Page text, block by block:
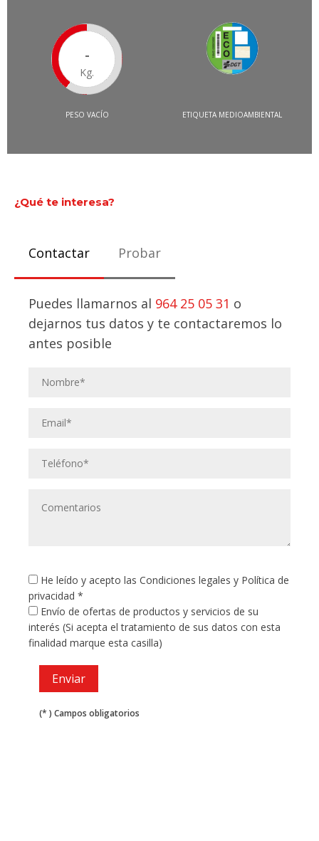
-
Kg.
PESO VACÍO ETIQUETA MEDIOAMBIENTAL
¿Qué te interesa?
Contactar Probar
Puedes llamarnos al 964 25 05 31 o
dejarnos tus datos y te contactaremos lo
antes posible
He leído y acepto las Condiciones legales y Política de
privacidad *
Envío de ofertas de productos y servicios de su
interés (Si acepta el tratamiento de sus datos con esta
finalidad marque esta casilla)
(* ) Campos obligatorios